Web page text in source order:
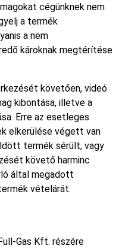
cégünknek nem
a termék
a nem
károknak megtérítése
követően, videó
kibontása, illetve a
Erre az esetleges
elkerülése végett van
termék sérült, vagy
követő harminc
által megadott
vételárát.
Gas Kft. részére